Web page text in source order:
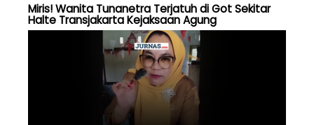
Miris! Wanita Tunanetra Terjatuh di Got Sekitar
Halte Transjakarta Kejaksaan Agung